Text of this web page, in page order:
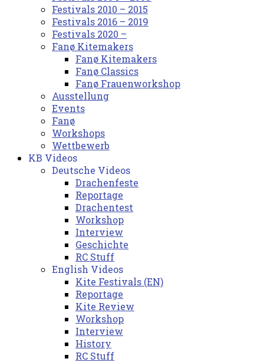
Festivals 2010 – 2015
Festivals 2016 – 2019
Festivals 2020 –
Fanø Kitemakers
Fanø Kitemakers
Fanø Classics
Fanø Frauenworkshop
Ausstellung
Events
Fanø
Workshops
Wettbewerb
KB Videos
Deutsche Videos
Drachenfeste
Reportage
Drachentest
Workshop
Interview
Geschichte
RC Stuff
English Videos
Kite Festivals (EN)
Reportage
Kite Review
Workshop
Interview
History
RC Stuff